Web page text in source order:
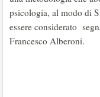
psicologia, al modo di
essere considerato
Francesco Alberoni.